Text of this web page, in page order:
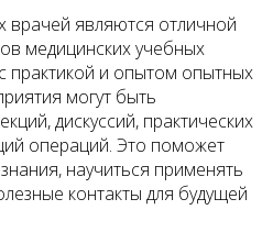
врачей являются отличной
медицинских учебных
практикой и опытом опытных
могут быть
дискуссий, практических
операций. Это поможет
научиться применять
контакты для будущей